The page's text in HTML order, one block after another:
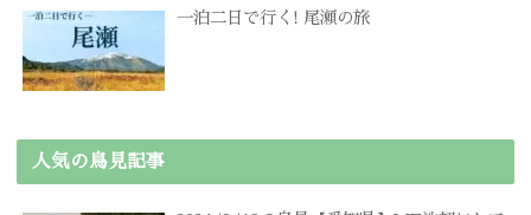
一泊二日で行く! 尾瀬の旅
人気の鳥見記事